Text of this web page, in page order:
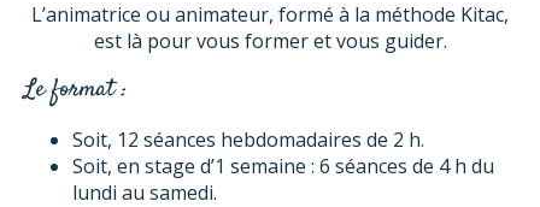
L’animatrice ou animateur, formé à la méthode Kitac,
est là pour vous former et vous guider.
Le format :
Soit, 12 séances hebdomadaires de 2 h.
Soit, en stage d’1 semaine : 6 séances de 4 h du
lundi au samedi.